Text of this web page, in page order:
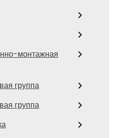
монтажная
группа
группа